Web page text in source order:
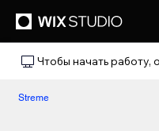
Чтобы начать работу,